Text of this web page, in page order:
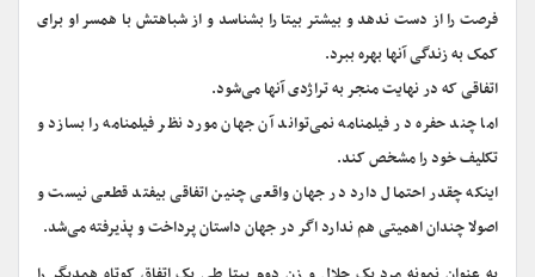
فرصت را از دست ندهد و بیشتر بیتا را بشناسد و از شباهتش با همسر او برای
کمک به زندگی آنها بهره ببرد.
اتفاقی که در نهایت منجر به تراژدی آنها می‌شود.
اما چند حفره در فیلمنامه نمی‌تواند آن جهان مورد نظر فیلمنامه را بسازد و
تکلیف خود را مشخص کند.
اینکه چقدر احتمال دارد در جهان واقعی چنین اتفاقی بیفتد قطعی نیست و
اصولا چندان اهمیتی هم ندارد اگر در جهان داستان پرداخت و پذیرفته می‌شد.